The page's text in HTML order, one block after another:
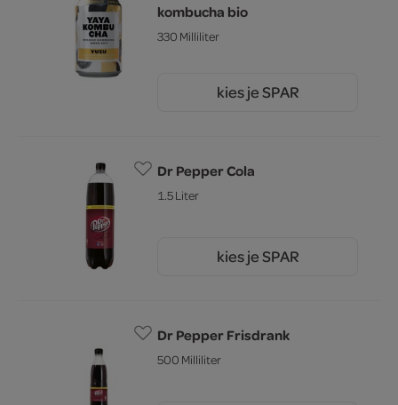
kombucha bio
330 Milliliter
kies je SPAR
Dr Pepper Cola
1.5 Liter
kies je SPAR
Dr Pepper Frisdrank
500 Milliliter